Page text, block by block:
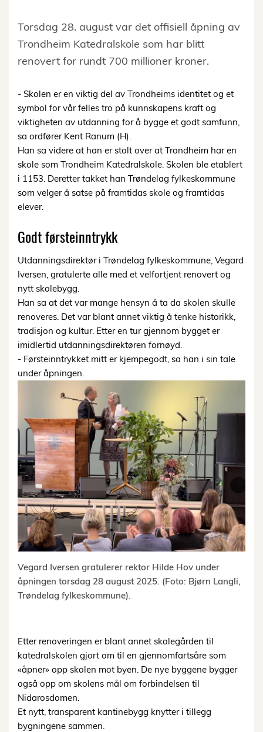
Torsdag 28. august var det offisiell åpning av
Trondheim Katedralskole som har blitt
renovert for rundt 700 millioner kroner.
- Skolen er en viktig del av Trondheims identitet og et
symbol for vår felles tro på kunnskapens kraft og
viktigheten av utdanning for å bygge et godt samfunn,
sa ordfører Kent Ranum (H).
Han sa videre at han er stolt over at Trondheim har en
skole som Trondheim Katedralskole. Skolen ble etablert
i 1153. Deretter takket han Trøndelag fylkeskommune
som velger å satse på framtidas skole og framtidas
elever.
Godt førsteinntrykk
Utdanningsdirektør i Trøndelag fylkeskommune, Vegard
Iversen, gratulerte alle med et velfortjent renovert og
nytt skolebygg.
Han sa at det var mange hensyn å ta da skolen skulle
renoveres. Det var blant annet viktig å tenke historikk,
tradisjon og kultur. Etter en tur gjennom bygget er
imidlertid utdanningsdirektøren fornøyd.
- Førsteinntrykket mitt er kjempegodt, sa han i sin tale
under åpningen.
Vegard Iversen gratulerer rektor Hilde Hov under
åpningen torsdag 28 august 2025. (Foto: Bjørn Langli,
Trøndelag fylkeskommune).
Etter renoveringen er blant annet skolegården til
katedralskolen gjort om til en gjennomfartsåre som
«åpner» opp skolen mot byen. De nye byggene bygger
også opp om skolens mål om forbindelsen til
Nidarosdomen.
Et nytt, transparent kantinebygg knytter i tillegg
bygningene sammen.